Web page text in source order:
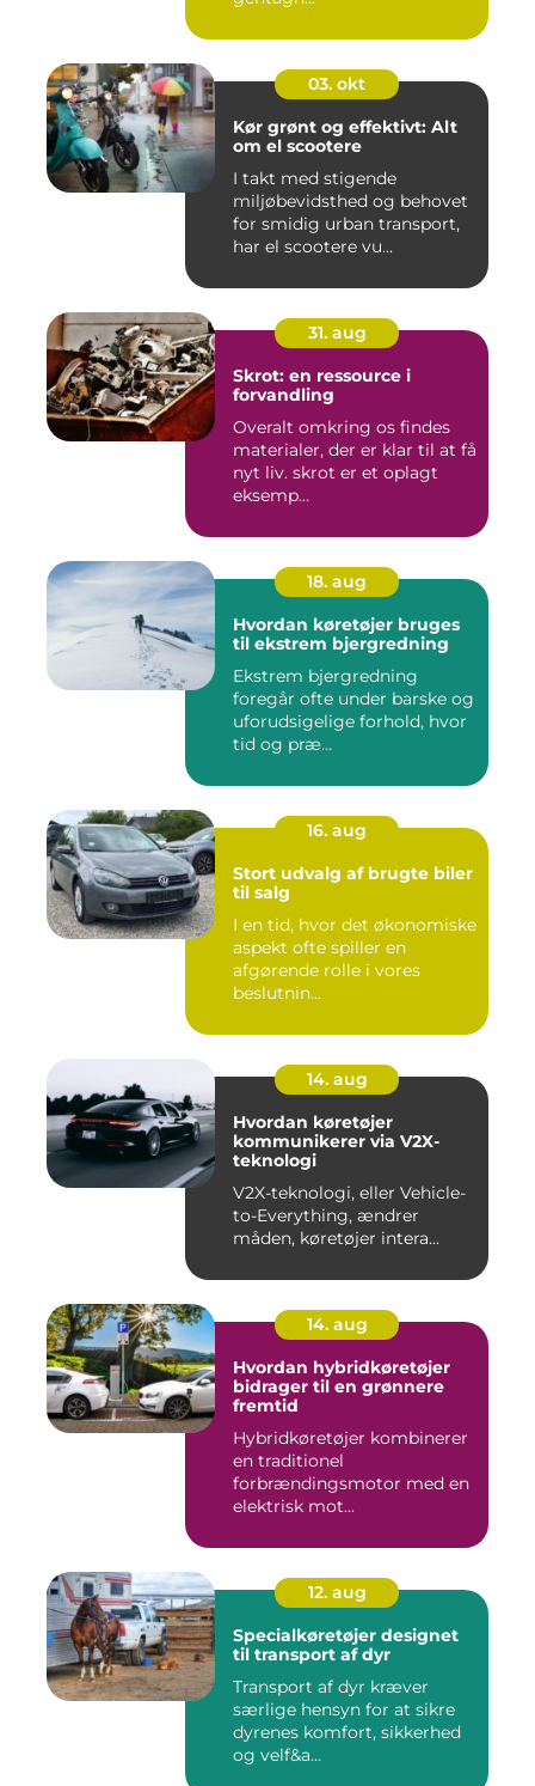
03. okt
Kør grønt og effektivt: Alt
om el scootere
I takt med stigende
miljøbevidsthed og behovet
for smidig urban transport,
har el scootere vu...
31. aug
Skrot: en ressource i
forvandling
Overalt omkring os findes
materialer, der er klar til at få
nyt liv. skrot er et oplagt
eksemp...
18. aug
Hvordan køretøjer bruges
til ekstrem bjergredning
Ekstrem bjergredning
foregår ofte under barske og
uforudsigelige forhold, hvor
tid og præ...
16. aug
Stort udvalg af brugte biler
til salg
I en tid, hvor det økonomiske
aspekt ofte spiller en
afgørende rolle i vores
beslutnin...
14. aug
Hvordan køretøjer
kommunikerer via V2X-
teknologi
V2X-teknologi, eller Vehicle-
to-Everything, ændrer
måden, køretøjer intera...
14. aug
Hvordan hybridkøretøjer
bidrager til en grønnere
fremtid
Hybridkøretøjer kombinerer
en traditionel
forbrændingsmotor med en
elektrisk mot...
12. aug
Specialkøretøjer designet
til transport af dyr
Transport af dyr kræver
særlige hensyn for at sikre
dyrenes komfort, sikkerhed
og velf&a...